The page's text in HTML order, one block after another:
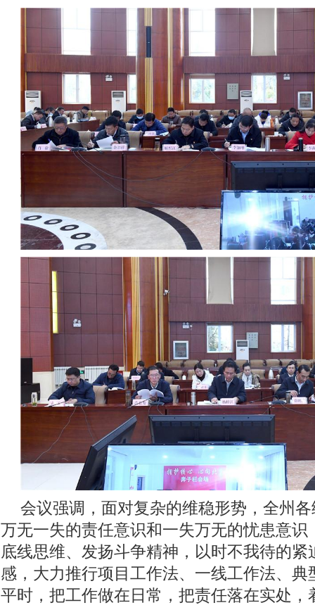
会议强调，面对复杂的维稳形势，全州
万无一失的责任意识和一失万无的忧患意识
底线思维、发扬斗争精神，以时不我待的
感，大力推行项目工作法、一线工作法、
平时，把工作做在日常，把责任落在实处，